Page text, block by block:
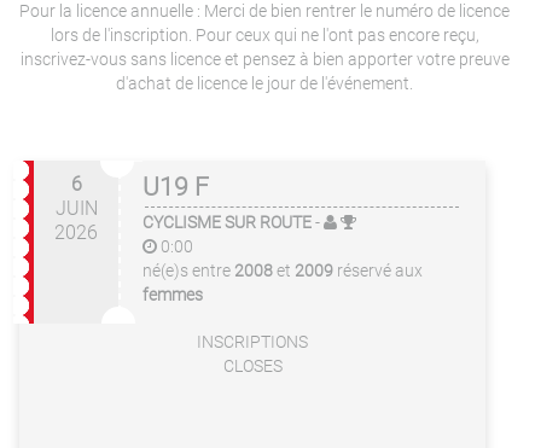
Pour la licence annuelle : Merci de bien rentrer le numéro de licence
lors de l'inscription. Pour ceux qui ne l'ont pas encore reçu,
inscrivez-vous sans licence et pensez à bien apporter votre preuve
d'achat de licence le jour de l'événement.
6
JUIN
2026
U19 F
CYCLISME SUR ROUTE-
0:00
né(e)s entre 2008et 2009 réservé aux
femmes
INSCRIPTIONS
CLOSES